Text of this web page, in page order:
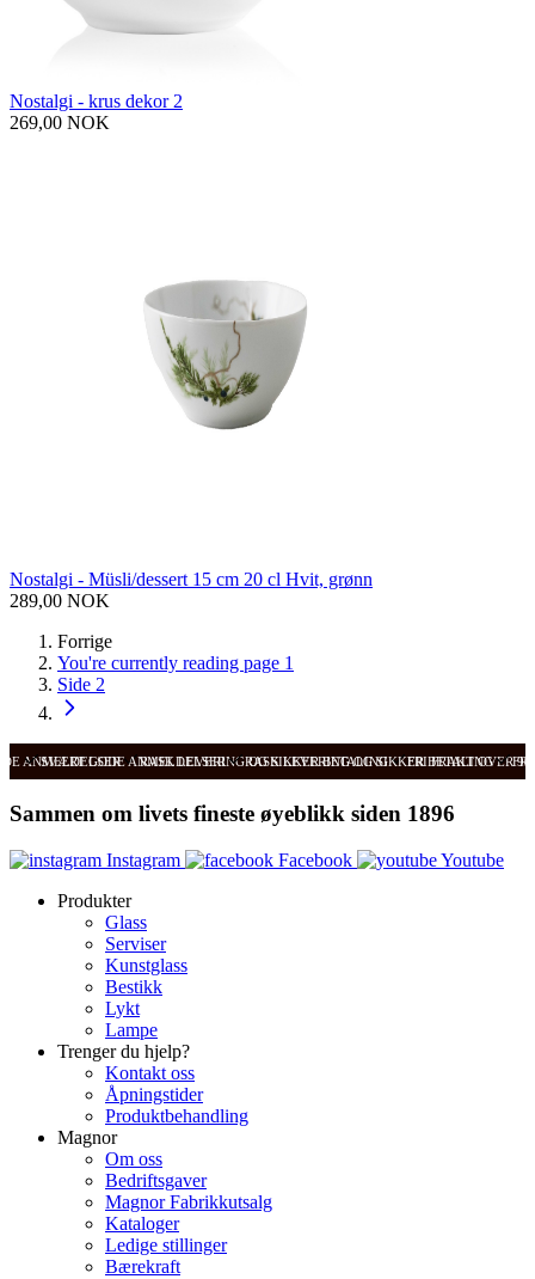
Nostalgi - krus dekor 2
269,00 NOK
Nostalgi - Müsli/dessert 15 cm 20 cl Hvit, grønn
289,00 NOK
Forrige
You're currently reading page 1
Side 2
ANMELDELSER RASK LEVERING OG SIKKER BETALING FRI FRAKT OVER
SVÆRT GODE ANMELDELSER RASK LEVERING OG SIKKER BETALING
Sammen om livets fineste øyeblikk siden 1896
Instagram Facebook
Youtube
Produkter
Glass
Serviser
Kunstglass
Bestikk
Lykt
Lampe
Trenger du hjelp?
Kontakt oss
Åpningstider
Produktbehandling
Magnor
Om oss
Bedriftsgaver
Magnor Fabrikkutsalg
Kataloger
Ledige stillinger
Bærekraft